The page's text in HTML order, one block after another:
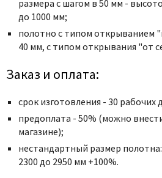
размера с шагом в 50 мм -
до 1000 мм;
полотно с типом открыванием
40 мм, с типом открывания "от
Заказ и оплата:
срок изготовления - 30 рабочих
предоплата - 50% (можно
магазине);
нестандартный размер
2300 до 2950 мм +100%.